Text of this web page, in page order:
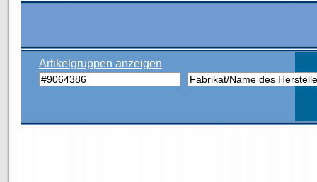
Artikelgruppen anzeigen